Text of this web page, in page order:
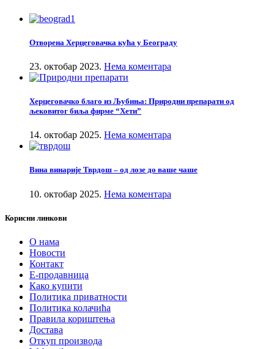
Отворена Херцеговачка кућа у Београду
23. октобар 2023. Нема коментара
Херцеговачко благо из Љубиња: Природни препарати од
љековитог биља фирме “Хети”
14. октобар 2025. Нема коментара
Вина винарије Тврдош – од лозе до ваше чаше
10. октобар 2025. Нема коментара
Корисни линкови
О нама
Новости
Контакт
Е-продавница
Како купити
Политика приватности
Политика колачића
Правила кориштења
Достава
Откуп производа